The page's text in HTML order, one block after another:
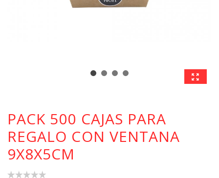
PACK 500 CAJAS PARA
REGALO CON VENTANA
9X8X5CM